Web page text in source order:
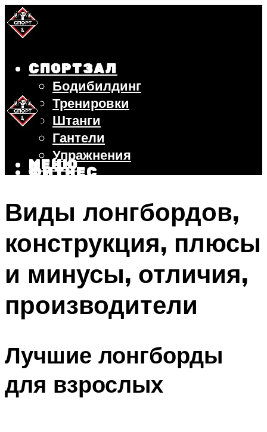
СПОРТЗАЛ
Бодибилдинг
Тренировки
Штанги
Гантели
Упражнения
ФИТНЕС
ВЕЛОСИПЕД
ПОХУДЕНИЕ
МЕНЮ
МЕНЮ
Виды лонгбордов,
конструкция, плюсы
и минусы, отличия,
производители
Лучшие лонгборды
для взрослых